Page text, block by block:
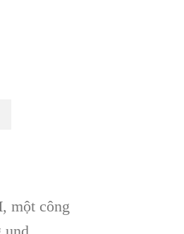
, một công